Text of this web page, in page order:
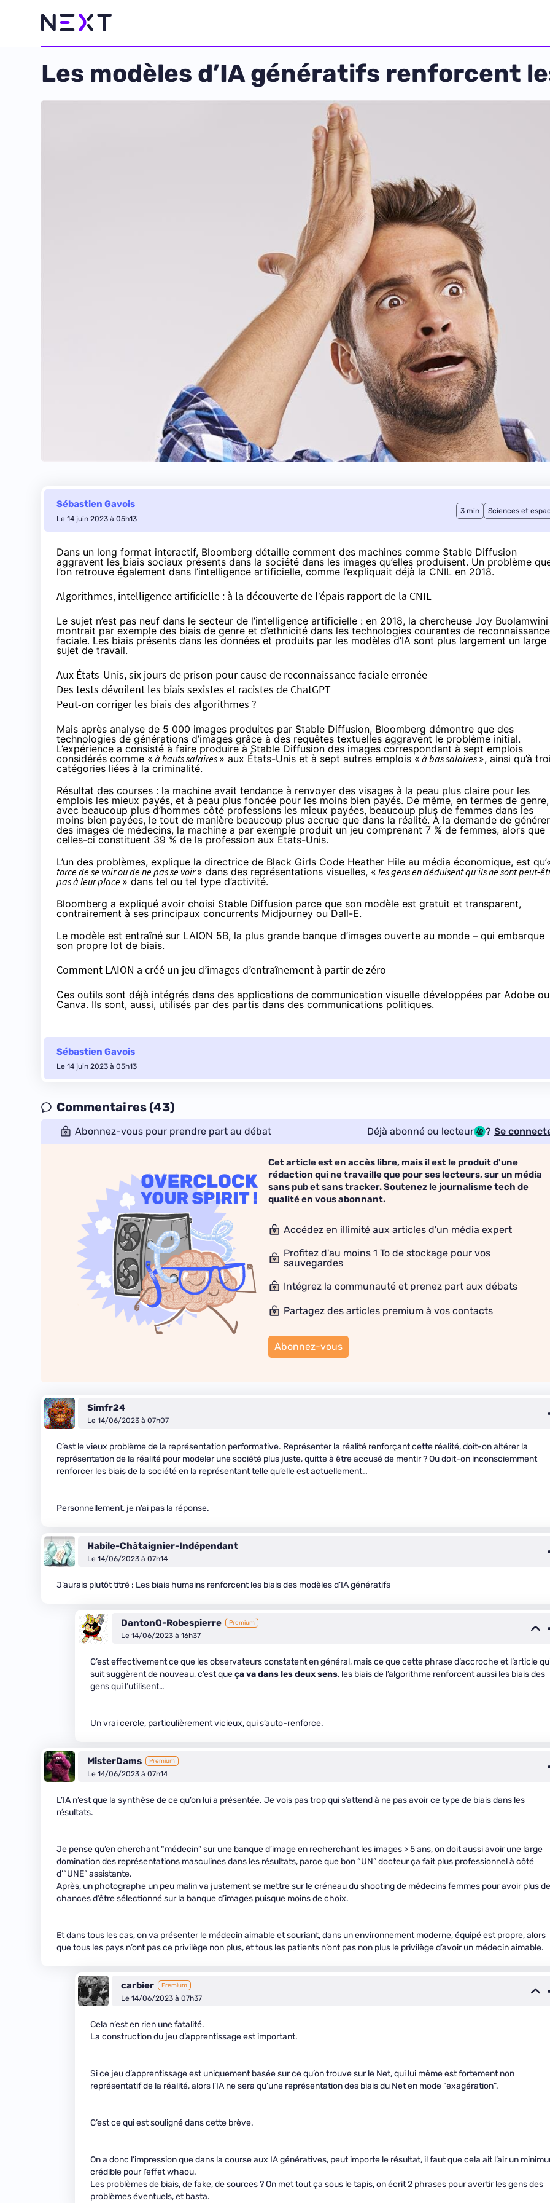
Les modèles d’IA génératifs renforcent
Sébastien Gavois
Le 14 juin 2023 à 05h13
3 min Sciences et
Dans un long format interactif, Bloomberg détaille comment des machines comme Stable Diffusion
aggravent les biais sociaux présents dans la société dans les images qu’elles produisent. Un problème
l’on retrouve également dans l’intelligence artificielle, comme l’expliquait déjà la CNIL en 2018.
Algorithmes, intelligence artificielle : à la découverte de l’épais rapport de la CNIL
Le sujet n’est pas neuf dans le secteur de l’intelligence artificielle : en 2018, la chercheuse Joy Buolamwini
montrait par exemple des biais de genre et d’ethnicité dans les technologies courantes de reconnaissance
faciale. Les biais présents dans les données et produits par les modèles d’IA sont plus largement un large
sujet de travail.
Aux États-Unis, six jours de prison pour cause de reconnaissance faciale erronée
Des tests dévoilent les biais sexistes et racistes de ChatGPT
Peut-on corriger les biais des algorithmes ?
Mais après analyse de 5 000 images produites par Stable Diffusion, Bloomberg démontre que des
technologies de générations d’images grâce à des requêtes textuelles aggravent le problème initial.
L’expérience a consisté à faire produire à Stable Diffusion des images correspondant à sept emplois
considérés comme « à hauts salaires » aux États-Unis et à sept autres emplois « à bas salaires », ainsi qu’à
catégories liées à la criminalité.
Résultat des courses : la machine avait tendance à renvoyer des visages à la peau plus claire pour les
emplois les mieux payés, et à peau plus foncée pour les moins bien payés. De même, en termes de genre,
avec beaucoup plus d’hommes côté professions les mieux payées, beaucoup plus de femmes dans les
moins bien payées, le tout de manière beaucoup plus accrue que dans la réalité. À la demande de générer
des images de médecins, la machine a par exemple produit un jeu comprenant 7 % de femmes, alors que
celles-ci constituent 39 % de la profession aux États-Unis.
L’un des problèmes, explique la directrice de Black Girls Code Heather Hile au média économique, est
force de se voir ou de ne pas se voir» dans des représentations visuelles, « les gens en déduisent qu’ils ne sont peut-
pas à leur place » dans tel ou tel type d’activité.
Bloomberg a expliqué avoir choisi Stable Diffusion parce que son modèle est gratuit et transparent,
contrairement à ses principaux concurrents Midjourney ou Dall-E.
Le modèle est entraîné sur LAION 5B, la plus grande banque d’images ouverte au monde – qui embarque
son propre lot de biais.
Comment LAION a créé un jeu d’images d’entraînement à partir de zéro
Ces outils sont déjà intégrés dans des applications de communication visuelle développées par Adobe ou
Canva. Ils sont, aussi, utilisés par des partis dans des communications politiques.
Sébastien Gavois
Le 14 juin 2023 à 05h13
Commentaires (43)
Abonnez-vous pour prendre part au débat Déjà abonné ou lecteur ? Se
Cet article est en accès libre, mais il est le produit d'une
rédaction qui ne travaille que pour ses lecteurs, sur un média
sans pub et sans tracker. Soutenez le journalisme tech de
qualité en vous abonnant.
Accédez en illimité aux articles d'un média expert
Profitez d'au moins 1 To de stockage pour vos
sauvegardes
Intégrez la communauté et prenez part aux débats
Partagez des articles premium à vos contacts
Abonnez-vous
Simfr24
Le 14/06/2023 à 07h07
C’est le vieux problème de la représentation performative. Représenter la réalité renforçant cette réalité, doit-on altérer la
représentation de la réalité pour modeler une société plus juste, quitte à être accusé de mentir ? Ou doit-on inconsciemment
renforcer les biais de la société en la représentant telle qu’elle est actuellement…
Personnellement, je n’ai pas la réponse.
Habile-Châtaignier-Indépendant
Le 14/06/2023 à 07h14
J’aurais plutôt titré : Les biais humains renforcent les biais des modèles d’IA génératifs
DantonQ-Robespierre Premium
Le 14/06/2023 à 16h37
C’est effectivement ce que les observateurs constatent en général, mais ce que cette phrase d’accroche et l’article
suit suggèrent de nouveau, c’est queça va dans les deux sens, les biais de l’algorithme renforcent aussi les biais des
gens qui l’utilisent…
Un vrai cercle, particulièrement vicieux, qui s’auto-renforce.
MisterDams Premium
Le 14/06/2023 à 07h14
L’IA n’est que la synthèse de ce qu’on lui a présentée. Je vois pas trop qui s’attend à ne pas avoir ce type de biais dans les
résultats.
Je pense qu’en cherchant “médecin” sur une banque d’image en recherchant les images > 5 ans, on doit aussi avoir une large
domination des représentations masculines dans les résultats, parce que bon “UN” docteur ça fait plus professionnel à côté
d’“UNE” assistante.
Après, un photographe un peu malin va justement se mettre sur le créneau du shooting de médecins femmes pour avoir plus de
chances d’être sélectionné sur la banque d’images puisque moins de choix.
Et dans tous les cas, on va présenter le médecin aimable et souriant, dans un environnement moderne, équipé est propre, alors
que tous les pays n’ont pas ce privilège non plus, et tous les patients n’ont pas non plus le privilège d’avoir un médecin aimable.
carbier Premium
Le 14/06/2023 à 07h37
Cela n’est en rien une fatalité.
La construction du jeu d’apprentissage est important.
Si ce jeu d’apprentissage est uniquement basée sur ce qu’on trouve sur le Net, qui lui même est fortement non
représentatif de la réalité, alors l’IA ne sera qu’une représentation des biais du Net en mode “exagération”.
C’est ce qui est souligné dans cette brève.
On a donc l’impression que dans la course aux IA génératives, peut importe le résultat, il faut que cela ait l’air un
crédible pour l’effet whaou.
Les problèmes de biais, de fake, de sources ? On met tout ça sous le tapis, on écrit 2 phrases pour avertir les gens des
problèmes éventuels, et basta.